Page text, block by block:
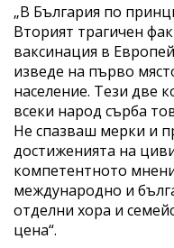
„В България по
Вторият трагичен
ваксинация в
изведе на първо
население. Тези две
всеки народ сърба
Не спазваш мерки и
достиженията на
компетентното
международно и
отделни хора и
цена“.